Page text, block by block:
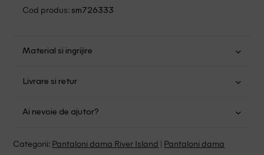
Cod produs: sm726333
Material si ingrijire
Nu folositi inalbitor
Nu uscati in uscator
Fara curatare chimica
Livrare si retur
mare de 149.00 lei.
Ai nevoie de ajutor?
Categorii: Pantaloni dama River Island | Pantaloni dama